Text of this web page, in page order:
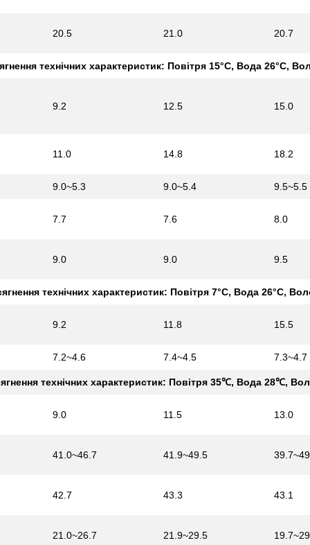
20.5 21.0 20.7
технічних характеристик: Повітря 15°C, Вода 26°C,
9.2 12.5 15.0
11.0 14.8 18.2
9.0~5.3 9.0~5.4 9.5~5.5
7.7 7.6 8.0
9.0 9.0 9.5
технічних характеристик: Повітря 7°C, Вода 26°C,
9.2 11.8 15.5
7.2~4.6 7.4~4.5 7.3~4.7
технічних характеристик: Повітря 35℃, Вода 28℃,
9.0 11.5 13.0
41.0~46.7 41.9~49.5
42.7 43.3 43.1
21.0~26.7 21.9~29.5